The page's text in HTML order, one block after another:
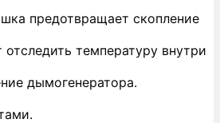
предотвращает скопление
температуру внутри
дымогенератора.